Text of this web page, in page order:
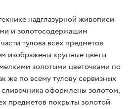
надглазурной живописи
и золотосодержащим
тулова всех предметов
изображены крупные цветы
золотыми цветочками по
же по всему тулову сервизных
оформлены золотом,
предметов покрыты золотой